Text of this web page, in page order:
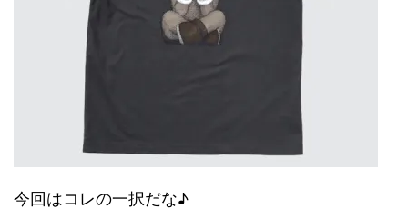
今回はコレの一択だな♪